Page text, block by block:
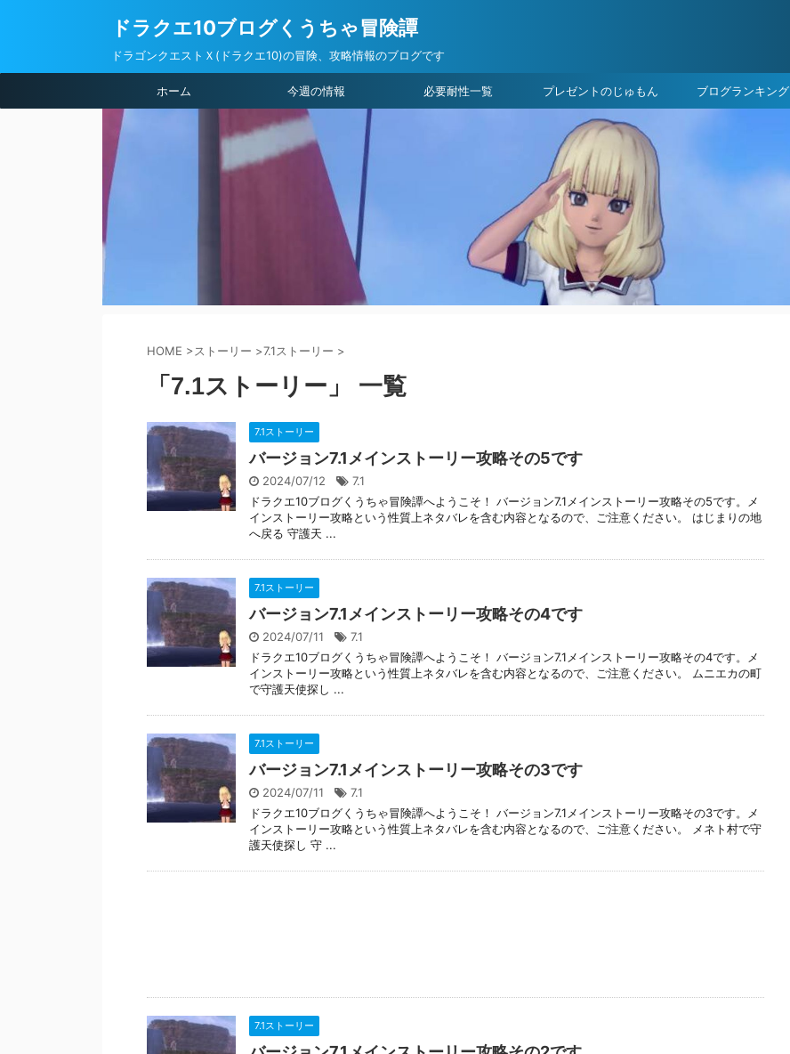
ドラクエ10ブログくうちゃ冒険譚
ドラゴンクエストＸ(ドラクエ10)の冒険、攻略情報のブログです
ホーム 今週の情報 必要耐性一覧 プレゼントのじゅもん ブログランキング
HOME >ストーリー >7.1ストーリー >
「7.1ストーリー」 一覧
7.1ストーリー
バージョン7.1メインストーリー攻略その5です
2024/07/12
7.1
ドラクエ10ブログくうちゃ冒険譚へようこそ！ バージョン7.1メインストーリー攻略その5です。メ
インストーリー攻略という性質上ネタバレを含む内容となるので、ご注意ください。 はじまりの地
へ戻る 守護天 ...
7.1ストーリー
バージョン7.1メインストーリー攻略その4です
2024/07/11
7.1
ドラクエ10ブログくうちゃ冒険譚へようこそ！ バージョン7.1メインストーリー攻略その4です。メ
インストーリー攻略という性質上ネタバレを含む内容となるので、ご注意ください。 ムニエカの町
で守護天使探し ...
7.1ストーリー
バージョン7.1メインストーリー攻略その3です
2024/07/11
7.1
ドラクエ10ブログくうちゃ冒険譚へようこそ！ バージョン7.1メインストーリー攻略その3です。メ
インストーリー攻略という性質上ネタバレを含む内容となるので、ご注意ください。 メネト村で守
護天使探し 守 ...
7.1ストーリー